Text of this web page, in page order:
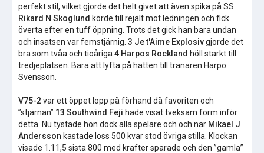
perfekt stil, vilket gjorde det helt givet att även spika på SS.
Rikard N Skoglund körde till rejält mot ledningen och fick
överta efter en tuff öppning. Trots det gick han bara undan
och insatsen var femstjärnig. 3 Je t'Aime Explosivgjorde det
bra som tvåa och tioåriga 4 Harpos Rockland höll starkt till
tredjeplatsen. Bara att lyfta på hatten till tränaren Harpo
Svensson.
V75-2var ett öppet lopp på förhand då favoriten och
”stjärnan” 13 Southwind Feji hade visat tveksam form inför
detta. Nu tystade hon dock alla spelare och och när Mikael J
Andersson kastade loss 500 kvar stod övriga stilla. Klockan
visade 1.11,5 sista 800 med krafter sparade och den ”gamla”